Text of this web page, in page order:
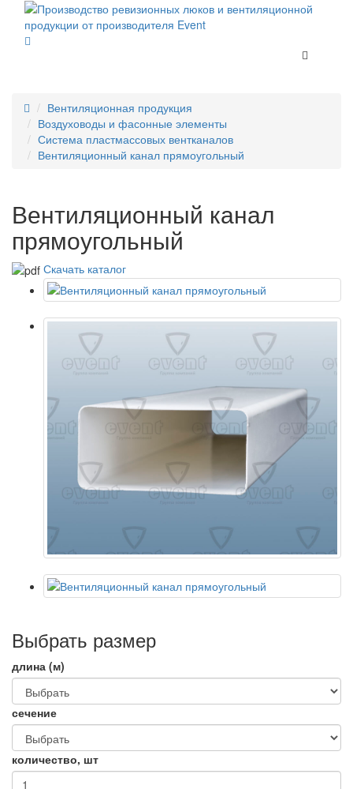
Вентиляционная продукция
Воздуховоды и фасонные элементы
Система пластмассовых вентканалов
Вентиляционный канал прямоугольный
Вентиляционный канал
прямоугольный
Скачать каталог
Выбрать размер
длина (м)
сечение
количество, шт